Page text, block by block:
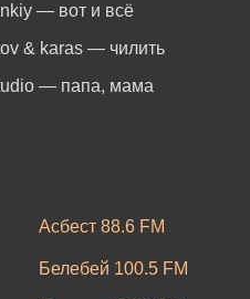
— вот и всё
& karas — чилить
— папа, мама
Асбест 88.6 FM
Белебей 100.5 FM